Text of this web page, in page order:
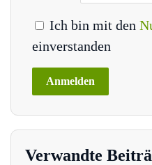
Ich bin mit den
einverstanden
Verwandte